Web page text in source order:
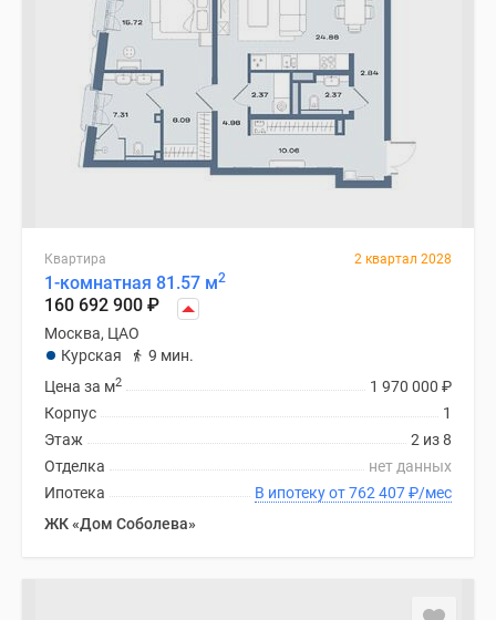
ипотека
#рассрочка
ипотека
скидками
Квартира 2 квартал 2028
1-комнатная 81.57 м2
160 692 900 ₽
Москва, ЦАО
Курская
9 мин.
1 970 000 ₽
Цена за м2
1
Корпус
2 из 8
Этаж
нет данных
Отделка
В ипотеку от 762 407₽/мес
Ипотека
ЖК «Дом Соболева»